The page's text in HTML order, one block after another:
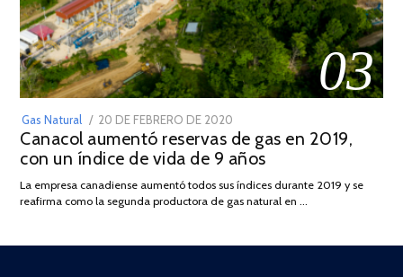
03
Gas Natural
POSTED
ON
20 DE FEBRERO DE 2020
DE
JULIO
2025
Canacol aumentó reservas de gas en 2019,
con un índice de vida de 9 años
La empresa canadiense aumentó todos sus índices durante 2019 y se
reafirma como la segunda productora de gas natural en …